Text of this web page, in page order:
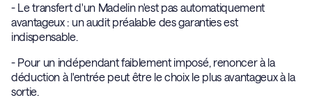
- Le transfert d'un Madelin n'est pas automatiquement
avantageux : un audit préalable des garanties est
indispensable.
- Pour un indépendant faiblement imposé, renoncer à la
déduction à l'entrée peut être le choix le plus avantageux à la
sortie.